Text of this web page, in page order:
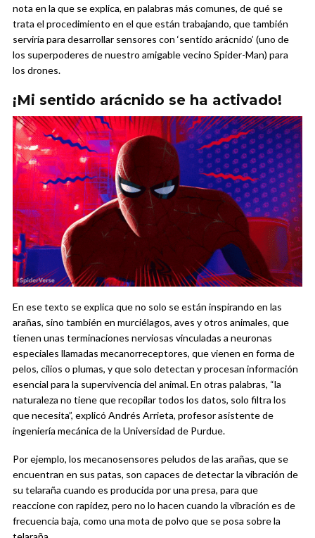
nota en la que se explica, en palabras más comunes, de qué se
trata el procedimiento en el que están trabajando, que también
serviría para desarrollar sensores con ‘sentido arácnido’ (uno de
los superpoderes de nuestro amigable vecino Spider-Man) para
los drones.
¡Mi sentido arácnido se ha activado!
En ese texto se explica que no solo se están inspirando en las
arañas, sino también en murciélagos, aves y otros animales, que
tienen unas terminaciones nerviosas vinculadas a neuronas
especiales llamadas mecanorreceptores, que vienen en forma de
pelos, cilios o plumas, y que solo detectan y procesan información
esencial para la supervivencia del animal. En otras palabras, “la
naturaleza no tiene que recopilar todos los datos, solo filtra los
que necesita”, explicó Andrés Arrieta, profesor asistente de
ingeniería mecánica de la Universidad de Purdue.
Por ejemplo, los mecanosensores peludos de las arañas, que se
encuentran en sus patas, son capaces de detectar la vibración de
su telaraña cuando es producida por una presa, para que
reaccione con rapidez, pero no lo hacen cuando la vibración es de
frecuencia baja, como una mota de polvo que se posa sobre la